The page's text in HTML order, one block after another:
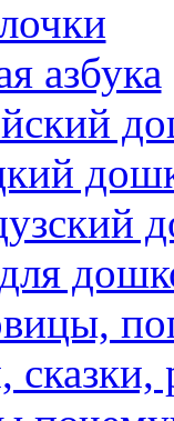
азбука
сказки,